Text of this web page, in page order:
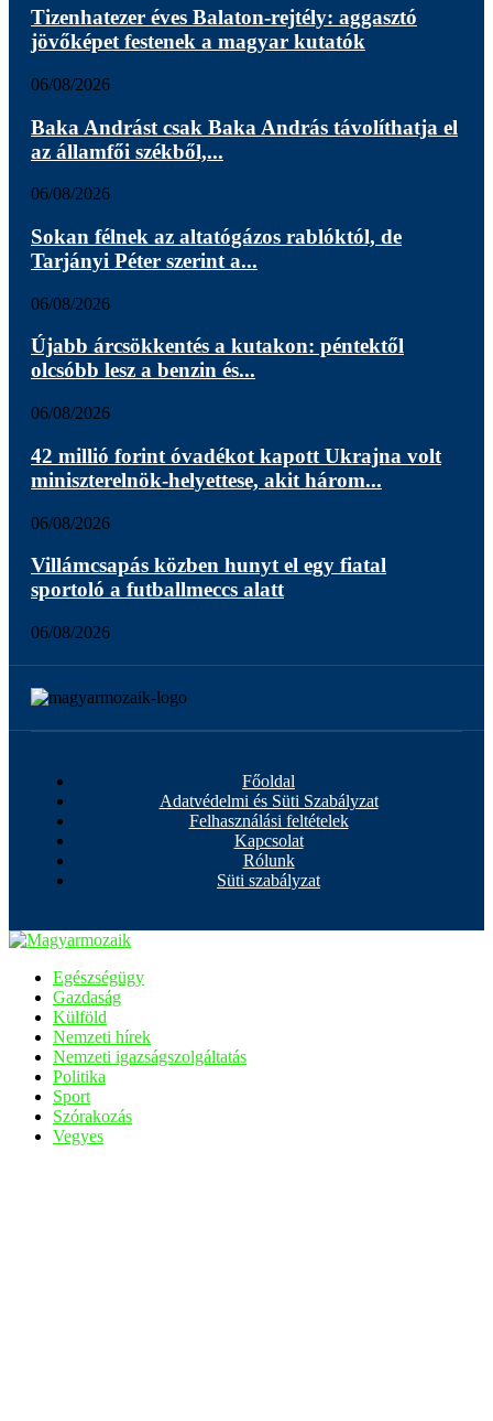
Tizenhatezer éves Balaton-rejtély: aggasztó
jövőképet festenek a magyar kutatók
06/08/2026
Baka Andrást csak Baka András távolíthatja el
az államfői székből,...
06/08/2026
Sokan félnek az altatógázos rablóktól, de
Tarjányi Péter szerint a...
06/08/2026
Újabb árcsökkentés a kutakon: péntektől
olcsóbb lesz a benzin és...
06/08/2026
42 millió forint óvadékot kapott Ukrajna volt
miniszterelnök-helyettese, akit három...
06/08/2026
Villámcsapás közben hunyt el egy fiatal
sportoló a futballmeccs alatt
06/08/2026
Főoldal
Adatvédelmi és Süti Szabályzat
Felhasználási feltételek
Kapcsolat
Rólunk
Süti szabályzat
Egészségügy
Gazdaság
Külföld
Nemzeti hírek
Nemzeti igazságszolgáltatás
Politika
Sport
Szórakozás
Vegyes